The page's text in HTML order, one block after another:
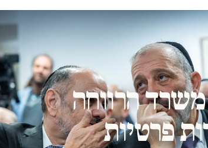
הרווחה
פרטיות